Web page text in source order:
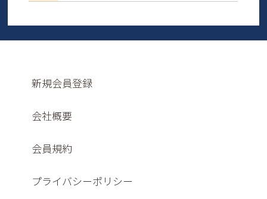
新規会員登録
会社概要
会員規約
プライバシーポリシー